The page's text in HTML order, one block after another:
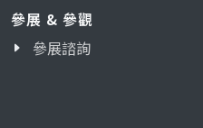
參展 & 參觀
參展諮詢